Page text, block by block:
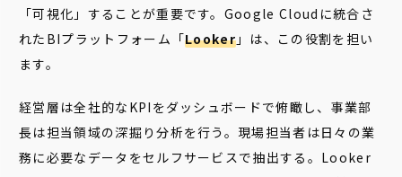
「可視化」することが重要です。Google Cloudに統合さ
れたBIプラットフォーム「Looker 」は、この役割を担い
ます。
経営層は全社的なKPIをダッシュボードで俯瞰し、事業部
長は担当領域の深掘り分析を行う。現場担当者は日々の業
務に必要なデータをセルフサービスで抽出する。Looker